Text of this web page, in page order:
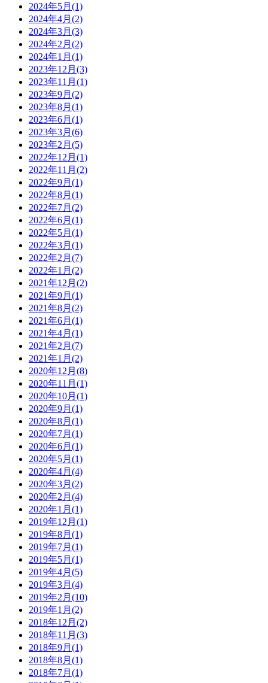
2024年5月 (1)
2024年4月 (2)
2024年3月 (3)
2024年2月 (2)
2024年1月 (1)
2023年12月 (3)
2023年11月 (1)
2023年9月 (2)
2023年8月 (1)
2023年6月 (1)
2023年3月 (6)
2023年2月 (5)
2022年12月 (1)
2022年11月 (2)
2022年9月 (1)
2022年8月 (1)
2022年7月 (2)
2022年6月 (1)
2022年5月 (1)
2022年3月 (1)
2022年2月 (7)
2022年1月 (2)
2021年12月 (2)
2021年9月 (1)
2021年8月 (2)
2021年6月 (1)
2021年4月 (1)
2021年2月 (7)
2021年1月 (2)
2020年12月 (8)
2020年11月 (1)
2020年10月 (1)
2020年9月 (1)
2020年8月 (1)
2020年7月 (1)
2020年6月 (1)
2020年5月 (1)
2020年4月 (4)
2020年3月 (2)
2020年2月 (4)
2020年1月 (1)
2019年12月 (1)
2019年8月 (1)
2019年7月 (1)
2019年5月 (1)
2019年4月 (5)
2019年3月 (4)
2019年2月 (10)
2019年1月 (2)
2018年12月 (2)
2018年11月 (3)
2018年9月 (1)
2018年8月 (1)
2018年7月 (1)